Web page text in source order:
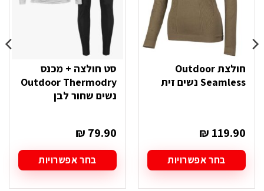
חולצת Outdoor
Seamless נשים זית
₪ 119.90
בחר אפשרויות
זה
סט חולצה + מכנס
Outdoor Thermodry
נשים שחור לבן
₪ 79.90
בחר אפשרויות
זה